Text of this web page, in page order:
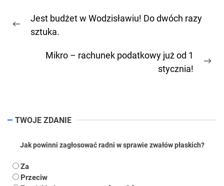
wpisu
Previous
Jest budżet w Wodzisławiu! Do dwóch razy
sztuka.
Mikro – rachunek podatkowy już od 1
stycznia!
TWOJE ZDANIE
Jak powinni zagłosować radni w sprawie zwałów płaskich?
Za
Przeciw